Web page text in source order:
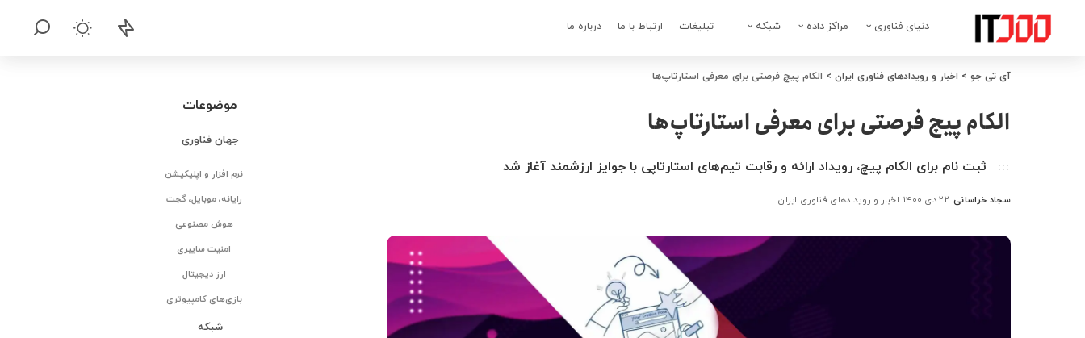
دنیای فناوری مراکز داده شبکه تبلیغات ارتباط با ما درباره ما
آی تی جو > اخبار و رویدادهای فناوری ایران > الکام پیچ فرصتی برای معرفی استارتاپ‌ها
الکام پیچ فرصتی برای معرفی استارتاپ‌ها
ثبت نام برای الکام پیچ، رویداد ارائه و رقابت تیم‌های استارتاپی با جوایز ارزشمند آغاز شد
ارسال
توسط
سجاد خراسانی ۲۲ دی ۱۴۰۰ اخبار و رویدادهای فناوری ایران
موضوعات
جهان فناوری
نرم افزار و اپلیکیشن
رایانه، موبایل، گجت
هوش مصنوعی
امنیت سایبری
ارز دیجیتال
بازی‌های کامپیوتری
شبکه